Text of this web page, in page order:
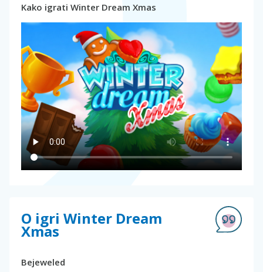
Kako igrati Winter Dream Xmas
O igri Winter Dream
Xmas
Bejeweled